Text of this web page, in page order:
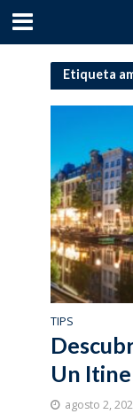
Etiqueta
TIPS
Un
agosto 2,